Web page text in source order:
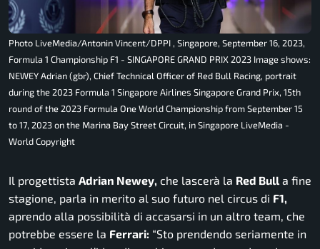
Photo LiveMedia/Antonin Vincent/DPPI , Singapore, September 16, 2023,
Formula 1 Championship F1 - SINGAPORE GRAND PRIX 2023 Image shows:
NEWEY Adrian (gbr), Chief Technical Officer of Red Bull Racing, portrait
during the 2023 Formula 1 Singapore Airlines Singapore Grand Prix, 15th
round of the 2023 Formula One World Championship from September 15
to 17, 2023 on the Marina Bay Street Circuit, in Singapore LiveMedia -
World Copyright
Il progettista Adrian Newey, che lascerà la Red Bull a fine
stagione, parla in merito al suo futuro nel circus di F1,
aprendo alla possibilità di accasarsi in un altro team, che
potrebbe essere la Ferrari: “Sto prendendo seriamente in